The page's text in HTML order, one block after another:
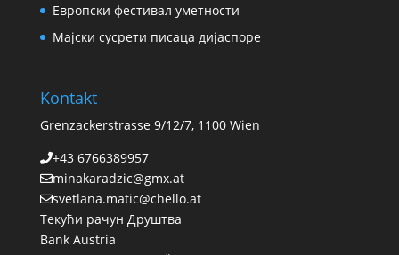
Европски фестивал уметности
Мајски сусрети писаца дијаспоре
Kontakt
Grenzackerstrasse 9/12/7, 1100 Wien
+43 6766389957
minakaradzic@gmx.at
svetlana.matic@chello.at
Текући рачун Друштва
Bank Austria